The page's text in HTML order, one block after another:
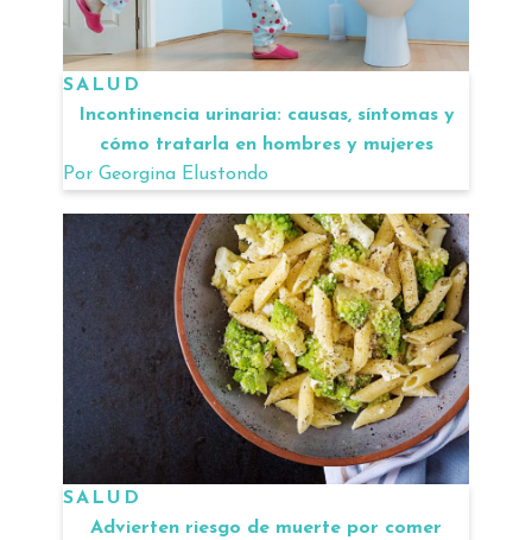
SALUD
Incontinencia urinaria: causas, síntomas y
cómo tratarla en hombres y mujeres
Por Georgina Elustondo
SALUD
Advierten riesgo de muerte por comer